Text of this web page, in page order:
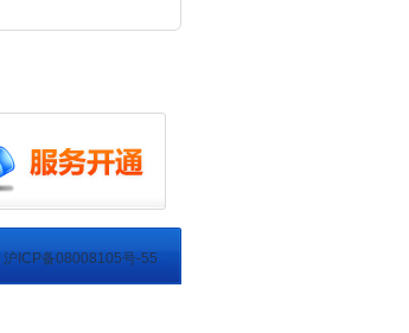
沪ICP备08008105号-55